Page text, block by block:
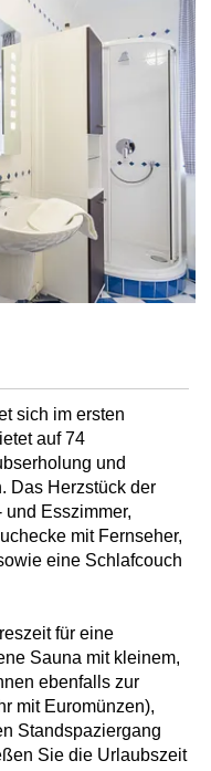
sich im ersten
auf 74
und
Das Herzstück der
Esszimmer,
mit Fernseher,
eine Schlafcouch
für eine
Sauna mit kleinem,
ebenfalls zur
mit Euromünzen),
Standspaziergang
Sie die Urlaubszeit